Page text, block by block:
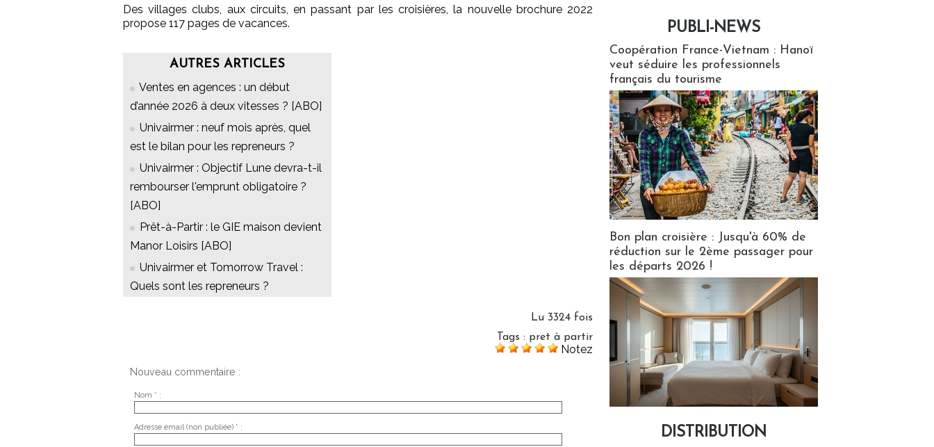
Des villages clubs, aux circuits, en passant par les croisières, la nouvelle brochure 2022
propose 117 pages de vacances.
AUTRES ARTICLES
Ventes en agences : un début
d’année 2026 à deux vitesses ? [ABO]
Univairmer : neuf mois après, quel
est le bilan pour les repreneurs ?
Univairmer : Objectif Lune devra-t-il
rembourser l'emprunt obligatoire ?
[ABO]
Prêt-à-Partir : le GIE maison devient
Manor Loisirs [ABO]
Univairmer et Tomorrow Travel :
Quels sont les repreneurs ?
Lu 3324 fois
Tags : pret à partir
Notez
Nouveau commentaire :
Nom * :
Adresse email (non publiée) * :
PUBLI-NEWS
Coopération France-Vietnam : Hanoï
veut séduire les professionnels
français du tourisme
Bon plan croisière : Jusqu'à 60% de
réduction sur le 2ème passager pour
les départs 2026 !
DISTRIBUTION